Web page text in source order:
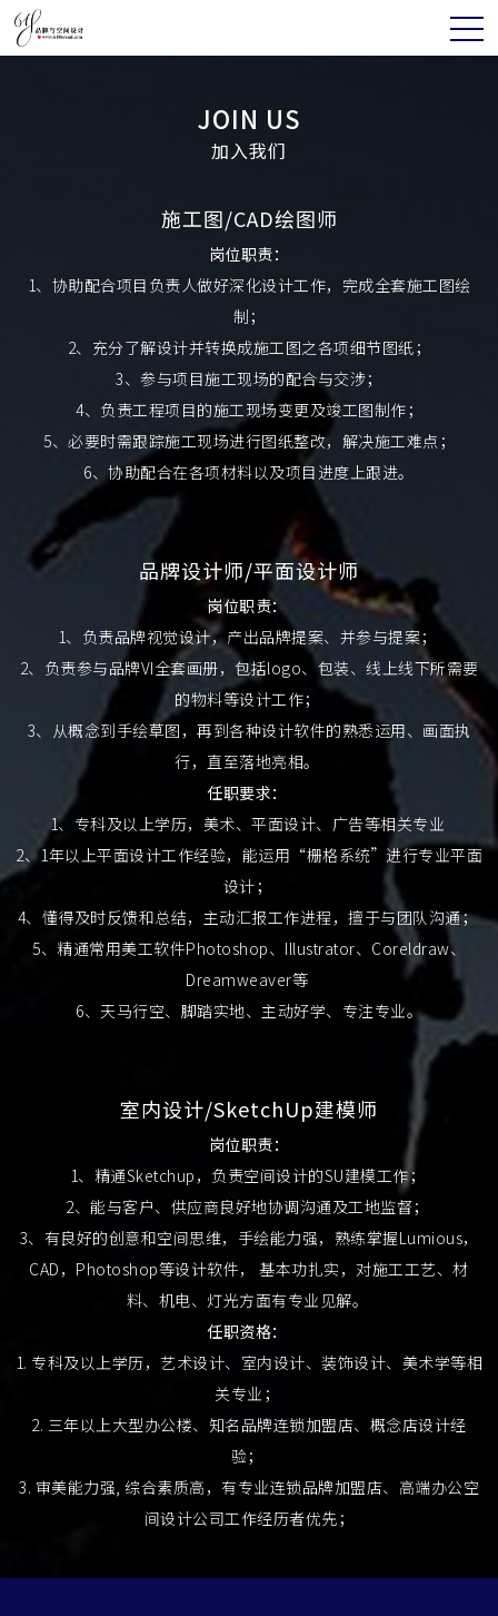
JOIN US
加入我们
施工图/CAD绘图师
岗位职责：
1、协助配合项目负责人做好深化设计工作，完成全套施工图绘
制；
2、充分了解设计并转换成施工图之各项细节图纸；
3、参与项目施工现场的配合与交涉；
4、负责工程项目的施工现场变更及竣工图制作；
5、必要时需跟踪施工现场进行图纸整改，解决施工难点；
6、协助配合在各项材料以及项目进度上跟进。
品牌设计师/平面设计师
岗位职责：
1、负责品牌视觉设计，产出品牌提案、并参与提案；
2、负责参与品牌VI全套画册，包括logo、包装、线上线下所需要
的物料等设计工作；
3、从概念到手绘草图，再到各种设计软件的熟悉运用、画面执
行，直至落地亮相。
任职要求：
1、专科及以上学历，美术、平面设计、广告等相关专业
2、1年以上平面设计工作经验，能运用“栅格系统”进行专业平面
设计；
4、懂得及时反馈和总结，主动汇报工作进程，擅于与团队沟通；
5、精通常用美工软件Photoshop、Illustrator、Coreldraw、
Dreamweaver等
6、天马行空、脚踏实地、主动好学、专注专业。
室内设计/SketchUp建模师
岗位职责：
1、精通Sketchup，负责空间设计的SU建模工作；
2、能与客户、供应商良好地协调沟通及工地监督；
3、有良好的创意和空间思维，手绘能力强，熟练掌握Lumious，
CAD，Photoshop等设计软件， 基本功扎实，对施工工艺、材
料、机电、灯光方面有专业见解。
任职资格：
1. 专科及以上学历，艺术设计、室内设计、装饰设计、美术学等相
关专业；
2. 三年以上大型办公楼、知名品牌连锁加盟店、概念店设计经
验；
3. 审美能力强, 综合素质高，有专业连锁品牌加盟店、高端办公空
间设计公司工作经历者优先；